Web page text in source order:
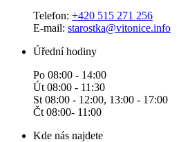
Telefon: +420 515 271 256
E-mail: starostka@vitonice.info
Úřední hodiny
Po 08:00 - 14:00
Út 08:00 - 11:30
St 08:00 - 12:00, 13:00 - 17:00
Čt 08:00- 11:00
Kde nás najdete